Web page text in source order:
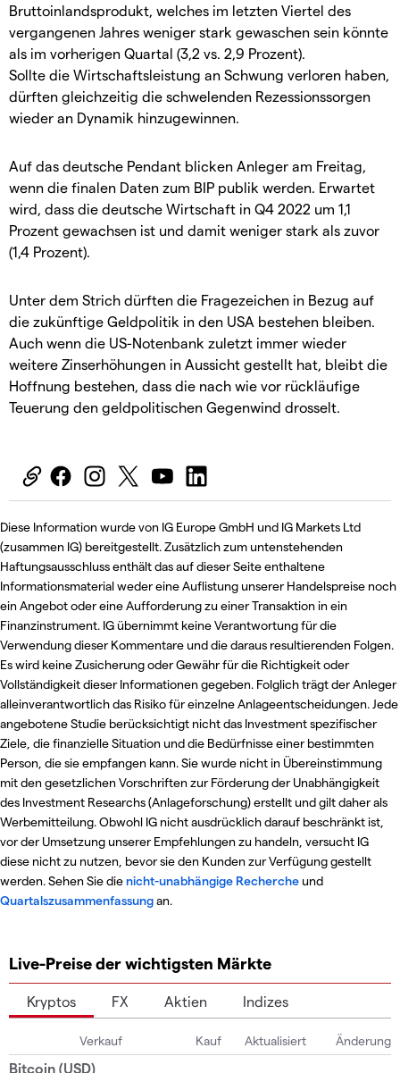
Bruttoinlandsprodukt, welches im letzten Viertel des
vergangenen Jahres weniger stark gewaschen sein könnte
als im vorherigen Quartal (3,2 vs. 2,9 Prozent).
Sollte die Wirtschaftsleistung an Schwung verloren haben,
dürften gleichzeitig die schwelenden Rezessionssorgen
wieder an Dynamik hinzugewinnen.
Auf das deutsche Pendant blicken Anleger am Freitag,
wenn die finalen Daten zum BIP publik werden. Erwartet
wird, dass die deutsche Wirtschaft in Q4 2022 um 1,1
Prozent gewachsen ist und damit weniger stark als zuvor
(1,4 Prozent).
Unter dem Strich dürften die Fragezeichen in Bezug auf
die zukünftige Geldpolitik in den USA bestehen bleiben.
Auch wenn die US-Notenbank zuletzt immer wieder
weitere Zinserhöhungen in Aussicht gestellt hat, bleibt die
Hoffnung bestehen, dass die nach wie vor rückläufige
Teuerung den geldpolitischen Gegenwind drosselt.
Diese Information wurde von IG Europe GmbH und IG Markets Ltd
(zusammen IG) bereitgestellt. Zusätzlich zum untenstehenden
Haftungsausschluss enthält das auf dieser Seite enthaltene
Informationsmaterial weder eine Auflistung unserer Handelspreise noch
ein Angebot oder eine Aufforderung zu einer Transaktion in ein
Finanzinstrument. IG übernimmt keine Verantwortung für die
Verwendung dieser Kommentare und die daraus resultierenden Folgen.
Es wird keine Zusicherung oder Gewähr für die Richtigkeit oder
Vollständigkeit dieser Informationen gegeben. Folglich trägt der Anleger
alleinverantwortlich das Risiko für einzelne Anlageentscheidungen. Jede
angebotene Studie berücksichtigt nicht das Investment spezifischer
Ziele, die finanzielle Situation und die Bedürfnisse einer bestimmten
Person, die sie empfangen kann. Sie wurde nicht in Übereinstimmung
mit den gesetzlichen Vorschriften zur Förderung der Unabhängigkeit
des Investment Researchs (Anlageforschung) erstellt und gilt daher als
Werbemitteilung. Obwohl IG nicht ausdrücklich darauf beschränkt ist,
vor der Umsetzung unserer Empfehlungen zu handeln, versucht IG
diese nicht zu nutzen, bevor sie den Kunden zur Verfügung gestellt
werden. Sehen Sie dienicht-unabhängige Recherche und
Quartalszusammenfassungan.
Live-Preise der wichtigsten Märkte
Kryptos FX Aktien Indizes